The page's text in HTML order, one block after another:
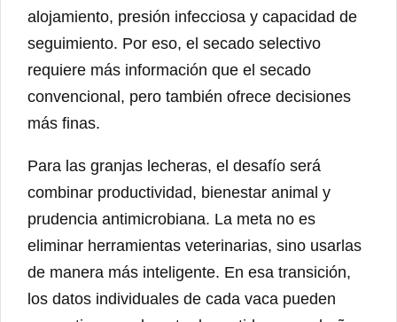
alojamiento, presión infecciosa y capacidad de
seguimiento. Por eso, el secado selectivo
requiere más información que el secado
convencional, pero también ofrece decisiones
más finas.
Para las granjas lecheras, el desafío será
combinar productividad, bienestar animal y
prudencia antimicrobiana. La meta no es
eliminar herramientas veterinarias, sino usarlas
de manera más inteligente. En esa transición,
los datos individuales de cada vaca pueden